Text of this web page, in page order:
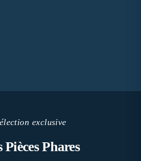
exclusive
Pièces Phares